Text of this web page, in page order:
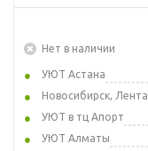
Нет в наличии
УЮТ Астана
Новосибирск, Лента
УЮТ в тц Апорт
УЮТ Алматы